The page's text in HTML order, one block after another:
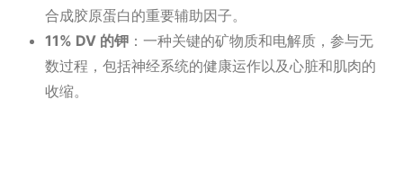
合成胶原蛋白的重要辅助因子。
11% DV 的钾 ：一种关键的矿物质和电解质，参与无
数过程，包括神经系统的健康运作以及心脏和肌肉的
收缩。